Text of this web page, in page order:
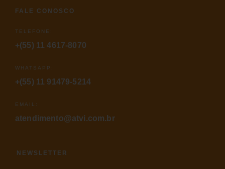
FALE CONOSCO
TELEFONE:
+(55) 11 4617-8070
WHATSAPP:
+(55) 11 91479-5214
EMAIL:
atendimento@atvi.com.br
NEWSLETTER